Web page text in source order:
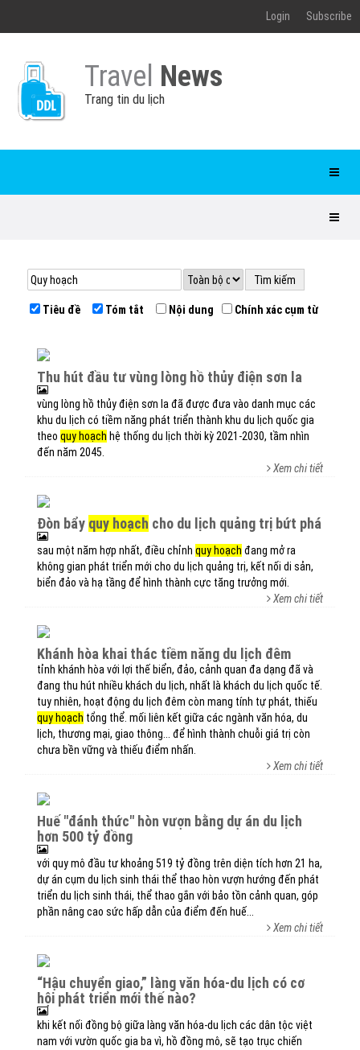
Login Subscribe
Travel News
Trang tin du lịch
Tiêu đề Tóm tắt Nội dung Chính xác cụm từ
thu hút đầu tư vùng lòng hồ thủy điện sơn la
vùng lòng hồ thủy điện sơn la đã được đưa vào danh mục các
khu du lịch có tiềm năng phát triển thành khu du lịch quốc gia
theo quy hoạch hệ thống du lịch thời kỳ 2021-2030, tầm nhìn
đến năm 2045.
Xem chi tiết
đòn bẩy quy hoạch cho du lịch quảng trị bứt phá
sau một năm hợp nhất, điều chỉnh quy hoạch đang mở ra
không gian phát triển mới cho du lịch quảng trị, kết nối di sản,
biển đảo và hạ tầng để hình thành cực tăng trưởng mới.
Xem chi tiết
khánh hòa khai thác tiềm năng du lịch đêm
tỉnh khánh hòa với lợi thế biển, đảo, cảnh quan đa dạng đã và
đang thu hút nhiều khách du lịch, nhất là khách du lịch quốc tế.
tuy nhiên, hoạt động du lịch đêm còn mang tính tự phát, thiếu
quy hoạch tổng thể. mối liên kết giữa các ngành văn hóa, du
lịch, thương mại, giao thông... để hình thành chuỗi giá trị còn
chưa bền vững và thiếu điểm nhấn.
Xem chi tiết
huế "đánh thức" hòn vượn bằng dự án du lịch
hơn 500 tỷ đồng
với quy mô đầu tư khoảng 519 tỷ đồng trên diện tích hơn 21 ha,
dự án cụm du lịch sinh thái thể thao hòn vượn hướng đến phát
triển du lịch sinh thái, thể thao gắn với bảo tồn cảnh quan, góp
phần nâng cao sức hấp dẫn của điểm đến huế...
Xem chi tiết
“hậu chuyển giao,” làng văn hóa-du lịch có cơ
hội phát triển mới thế nào?
khi kết nối đồng bộ giữa làng văn hóa-du lịch các dân tộc việt
nam với vườn quốc gia ba vì, hồ đồng mô, sẽ tạo trục chiến